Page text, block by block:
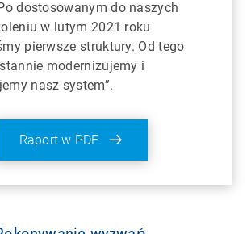
dostosowanym do naszych
w lutym 2021 roku
pierwsze struktury. Od tego
modernizujemy i
nasz system”.
Raport w PDF